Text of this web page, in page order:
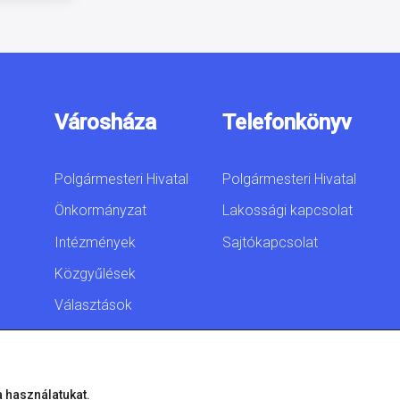
Városháza
Polgármesteri Hivatal
Önkormányzat
Intézmények
Közgyűlések
Választások
Telefonkönyv
Polgármesteri Hivatal
Lakossági kapcsolat
Sajtókapcsolat